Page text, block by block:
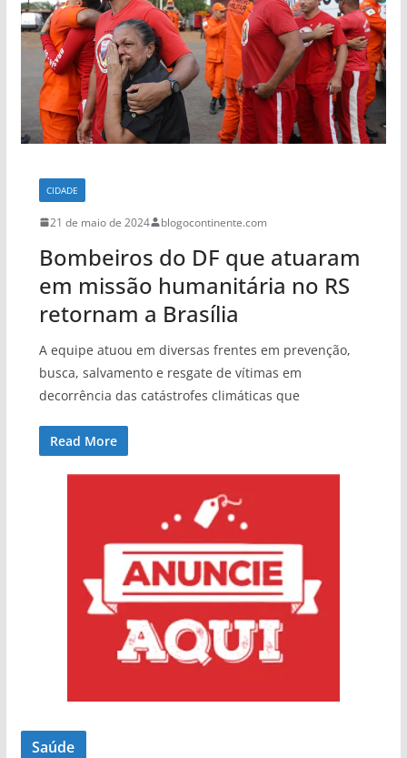
CIDADE
21 de maio de 2024 blogocontinente.com
Bombeiros do DF que atuaram
em missão humanitária no RS
retornam a Brasília
A equipe atuou em diversas frentes em prevenção,
busca, salvamento e resgate de vítimas em
decorrência das catástrofes climáticas que
Read More
Saúde